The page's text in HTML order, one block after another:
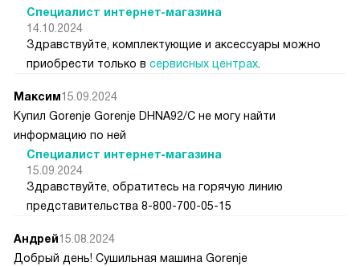
Специалист интернет-магазина
14.10.2024
Здравствуйте, комплектующие и аксессуары можно
приобрести только в сервисных центрах
Максим15.09.2024
Купил Gorenje Gorenje DHNA92/C не могу найти
информацию по ней
Специалист интернет-магазина
15.09.2024
Здравствуйте, обратитесь на горячую линию
представительства 8-800-700-05-15
Андрей15.08.2024
Добрый день! Сушильная машина Gorenje